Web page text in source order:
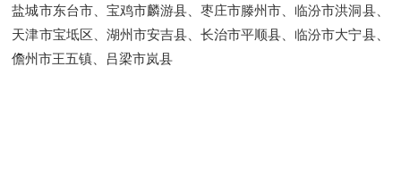
盐城市东台市、宝鸡市麟游县、枣庄市滕州市、临汾市洪洞县、
天津市宝坻区、湖州市安吉县、长治市平顺县、临汾市大宁县、
儋州市王五镇、吕梁市岚县